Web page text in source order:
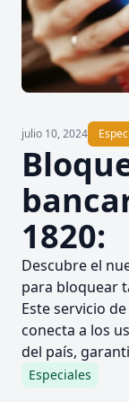
julio 10, 2024
1820:
Descubre el
para bloquear
Este servicio
conecta a los
del país,
Especiales